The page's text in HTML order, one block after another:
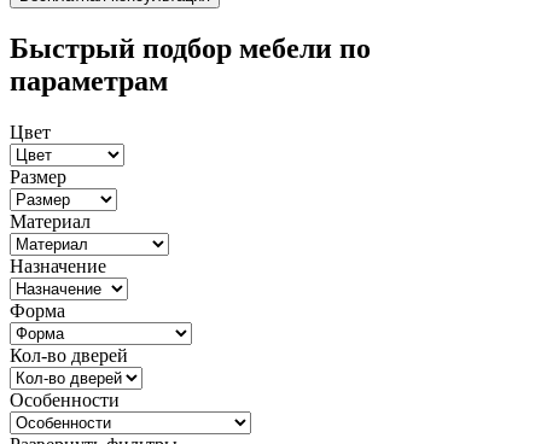
Быстрый подбор мебели по
параметрам
Цвет
Размер
Материал
Назначение
Форма
Кол-во дверей
Особенности